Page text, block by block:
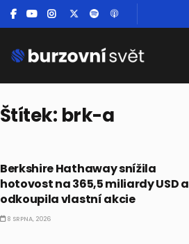
Štítek: brk-a
Berkshire Hathaway snížila
hotovost na 365,5 miliardy USD a
odkoupila vlastní akcie
8 SRPNA, 2026